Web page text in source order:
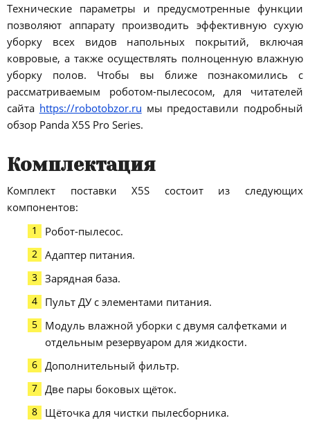
Технические параметры и предусмотренные функции
позволяют аппарату производить эффективную сухую
уборку всех видов напольных покрытий, включая
ковровые, а также осуществлять полноценную влажную
уборку полов. Чтобы вы ближе познакомились с
рассматриваемым роботом-пылесосом, для читателей
сайта https://robotobzor.ru мы предоставили подробный
обзор Panda X5S Pro Series.
Комплектация
Комплект поставки X5S состоит из следующих
компонентов:
Робот-пылесос.
Адаптер питания.
Зарядная база.
Пульт ДУ с элементами питания.
Модуль влажной уборки с двумя салфетками и
отдельным резервуаром для жидкости.
Дополнительный фильтр.
Две пары боковых щёток.
Щёточка для чистки пылесборника.